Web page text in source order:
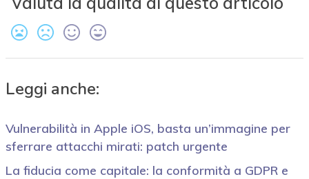
Leggi anche:
Vulnerabilità in Apple iOS, basta un’immagine per
sferrare attacchi mirati: patch urgente
La fiducia come capitale: la conformità a GDPR e